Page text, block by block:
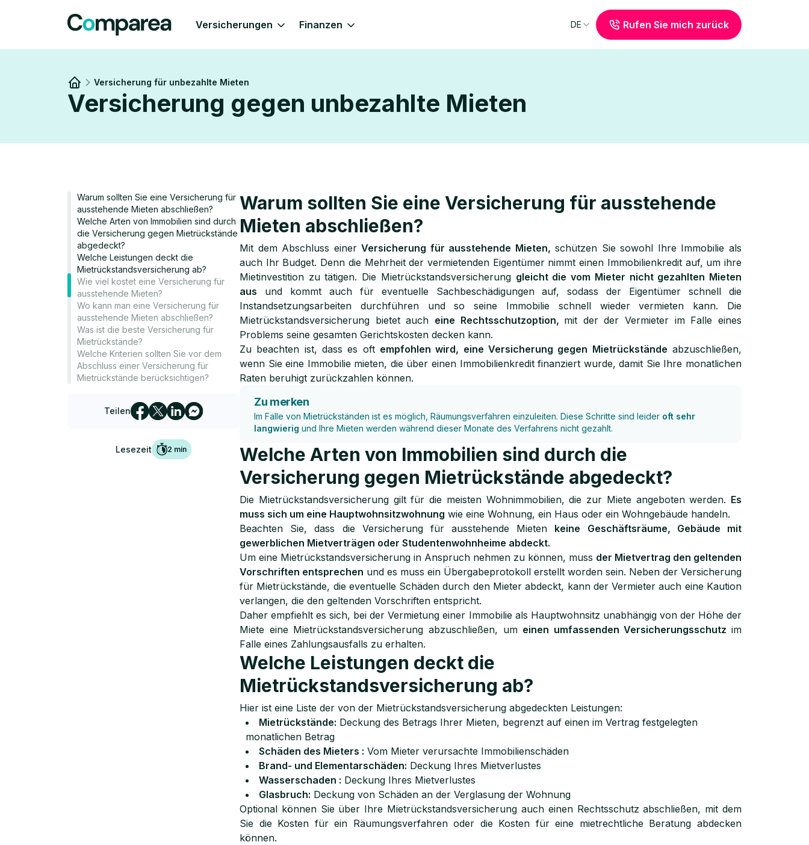
Versicherungen Finanzen DE Rufen Sie mich zurück
Link to
Versicherung für unbezahlte Mieten
Versicherung gegen unbezahlte Mieten
Warum sollten Sie eine Versicherung für
ausstehende Mieten abschließen?
Welche Arten von Immobilien sind durch
die Versicherung gegen Mietrückstände
abgedeckt?
Welche Leistungen deckt die
Mietrückstandsversicherung ab?
Wie viel kostet eine Versicherung für
ausstehende Mieten?
Wo kann man eine Versicherung für
ausstehende Mieten abschließen?
Was ist die beste Versicherung für
Mietrückstände?
Welche Kriterien sollten Sie vor dem
Abschluss einer Versicherung für
Mietrückstände berücksichtigen?
Teilen
Lesezeit 2 min
Warum sollten Sie eine Versicherung für ausstehende
Mieten abschließen?
Mit dem Abschluss einerVersicherung für ausstehende Mieten, schützen Sie sowohl Ihre Immobilie als
auch Ihr Budget. Denn die Mehrheit der vermietenden Eigentümer nimmt einen Immobilienkredit auf, um ihre
Mietinvestition zu tätigen. Die Mietrückstandsversicherung gleicht die vom Mieter nicht gezahlten Mieten
aus und kommt auch für eventuelle Sachbeschädigungen auf, sodass der Eigentümer schnell die
Instandsetzungsarbeiten durchführen und so seine Immobilie schnell wieder vermieten kann. Die
Mietrückstandsversicherung bietet auch eine Rechtsschutzoption, mit der der Vermieter im Falle eines
Problems seine gesamten Gerichtskosten decken kann.
Zu beachten ist, dass es oft empfohlen wird, eine Versicherung gegen Mietrückstände abzuschließen,
wenn Sie eine Immobilie mieten, die über einen Immobilienkredit finanziert wurde, damit Sie Ihre monatlichen
Raten beruhigt zurückzahlen können.
Zu merken
Im Falle von Mietrückständen ist es möglich, Räumungsverfahren einzuleiten. Diese Schritte sind leider oft sehr
langwierig und Ihre Mieten werden während dieser Monate des Verfahrens nicht gezahlt.
Welche Arten von Immobilien sind durch die
Versicherung gegen Mietrückstände abgedeckt?
Die Mietrückstandsversicherung gilt für die meisten Wohnimmobilien, die zur Miete angeboten werden. Es
muss sich um eine Hauptwohnsitzwohnung wie eine Wohnung, ein Haus oder ein Wohngebäude handeln.
Beachten Sie, dass die Versicherung für ausstehende Mieten keine Geschäftsräume, Gebäude mit
gewerblichen Mietverträgen oder Studentenwohnheime abdeckt.
Um eine Mietrückstandsversicherung in Anspruch nehmen zu können, muss der Mietvertrag den geltenden
Vorschriften entsprechen und es muss ein Übergabeprotokoll erstellt worden sein. Neben der Versicherung
für Mietrückstände, die eventuelle Schäden durch den Mieter abdeckt, kann der Vermieter auch eine Kaution
verlangen, die den geltenden Vorschriften entspricht.
Daher empfiehlt es sich, bei der Vermietung einer Immobilie als Hauptwohnsitz unabhängig von der Höhe der
Miete eine Mietrückstandsversicherung abzuschließen, um einen umfassenden Versicherungsschutz im
Falle eines Zahlungsausfalls zu erhalten.
Welche Leistungen deckt die
Mietrückstandsversicherung ab?
Hier ist eine Liste der von der Mietrückstandsversicherung abgedeckten Leistungen:
Mietrückstände: Deckung des Betrags Ihrer Mieten, begrenzt auf einen im Vertrag festgelegten
monatlichen Betrag
Schäden des Mieters : Vom Mieter verursachte Immobilienschäden
Brand- und Elementarschäden: Deckung Ihres Mietverlustes
Wasserschaden : Deckung Ihres Mietverlustes
Glasbruch: Deckung von Schäden an der Verglasung der Wohnung
Optional können Sie über Ihre Mietrückstandsversicherung auch einen Rechtsschutz abschließen, mit dem
Sie die Kosten für ein Räumungsverfahren oder die Kosten für eine mietrechtliche Beratung abdecken
können.